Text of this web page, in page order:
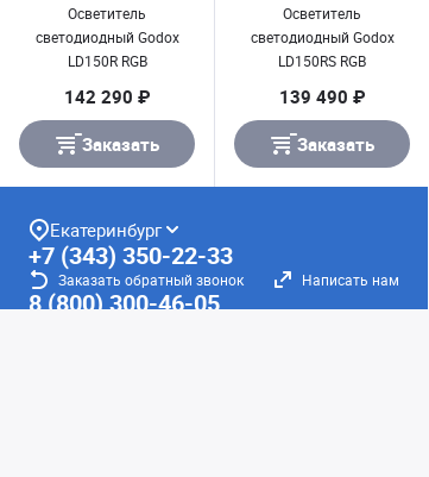
Осветитель
светодиодный Godox
LD150R RGB
142 290 ₽
Заказать
Осветитель
светодиодный Godox
LD150RS RGB
139 490 ₽
Заказать
Екатеринбург
+7 (343) 350-22-33
Заказать обратный звонок Написать нам
8 (800) 300-46-05